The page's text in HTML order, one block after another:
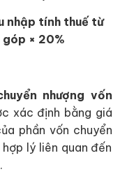
nhập tính thuế từ
góp × 20%
nhượng vốn
xác định bằng giá
phần vốn chuyển
lý liên quan đến